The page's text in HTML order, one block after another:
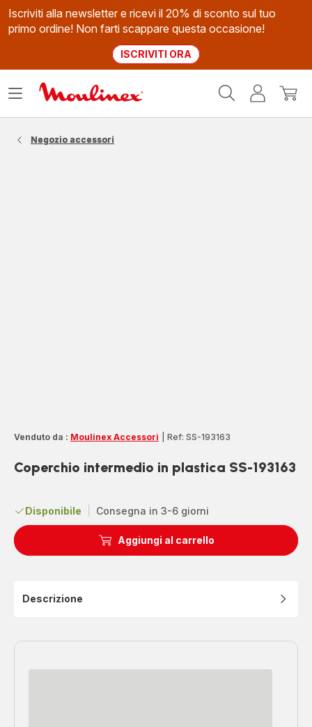
Iscriviti alla newsletter e ricevi il 20% di sconto sul tuo
primo ordine! Non farti scappare questa occasione!
ISCRIVITI ORA
Il
Apri
Negozio accessori
Venduto da : Moulinex Accessori Ref: SS-193163
Coperchio intermedio in plastica SS-193163
Disponibile Consegna in 3-6 giorni
Aggiungi al carrello
Descrizione